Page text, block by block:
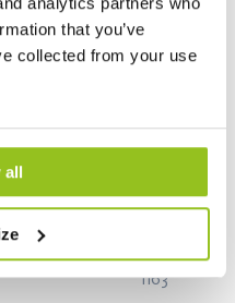
that you’ve
collected from your use
all
121
1163